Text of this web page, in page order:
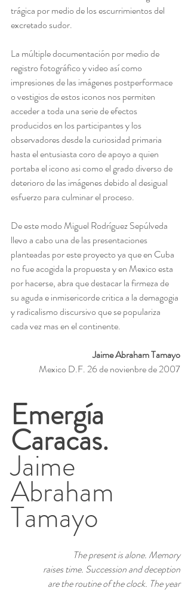
trágica por medio de los escurrimientos del
excretado sudor.
La múltiple documentación por medio de
registro fotográfico y video así como
impresiones de las imágenes postperformace
o vestigios de estos iconos nos permiten
acceder a toda una serie de efectos
producidos en los participantes y los
observadores desde la curiosidad primaria
hasta el entusiasta coro de apoyo a quien
portaba el icono asi como el grado diverso de
deterioro de las imágenes debido al desigual
esfuerzo para culminar el proceso.
De este modo Miguel Rodríguez Sepúlveda
llevo a cabo una de las presentaciones
planteadas por este proyecto ya que en Cuba
no fue acogida la propuesta y en Mexico esta
por hacerse, abra que destacar la firmeza de
su aguda e inmisericorde critica a la demagogia
y radicalismo discursivo que se populariza
cada vez mas en el continente.
Jaime Abraham Tamayo
Mexico D.F. 26 de novienbre de 2007
Emergía
Caracas.
Jaime
Abraham
Tamayo
The present is alone. Memory
raises time. Succession and deception
are the routine of the clock. The year